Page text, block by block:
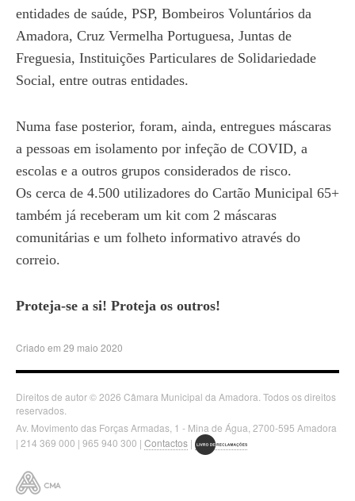
entidades de saúde, PSP, Bombeiros Voluntários da
Amadora, Cruz Vermelha Portuguesa, Juntas de
Freguesia, Instituições Particulares de Solidariedade
Social, entre outras entidades.
Numa fase posterior, foram, ainda, entregues máscaras
a pessoas em isolamento por infeção de COVID, a
escolas e a outros grupos considerados de risco.
Os cerca de 4.500 utilizadores do Cartão Municipal 65+
também já receberam um kit com 2 máscaras
comunitárias e um folheto informativo através do
correio.
Proteja-se a si! Proteja os outros!
Criado em 29 maio 2020
Direitos de autor © 2026 Câmara Municipal da Amadora. Todos os direitos
reservados.
Av. Movimento das Forças Armadas, 1 - Mina de Água, 2700-595 Amadora
| 214 369 000 | 965 940 300 | Contactos |